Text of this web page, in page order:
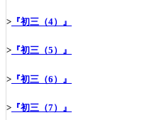
> 『初三（4）』
> 『初三（5）』
> 『初三（6）』
> 『初三（7）』